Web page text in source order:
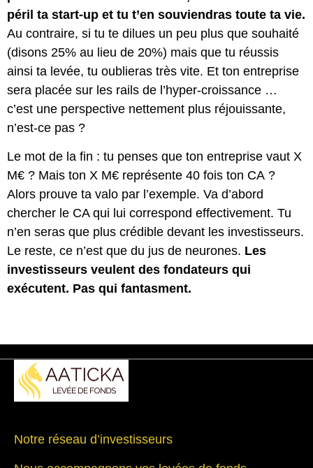
péril ta start-up et tu t’en souviendras toute ta vie.
Au contraire, si tu te dilues un peu plus que souhaité
(disons 25% au lieu de 20%) mais que tu réussis
ainsi ta levée, tu oublieras très vite. Et ton entreprise
sera placée sur les rails de l’hyper-croissance …
c’est une perspective nettement plus réjouissante,
n’est-ce pas ?
Le mot de la fin : tu penses que ton entreprise vaut X
M€ ? Mais ton X M€ représente 40 fois ton CA ?
Alors prouve ta valo par l’exemple. Va d’abord
chercher le CA qui lui correspond effectivement. Tu
n’en seras que plus crédible devant les investisseurs.
Le reste, ce n’est que du jus de neurones. Les
investisseurs veulent des fondateurs qui
exécutent. Pas qui fantasment.
Notre réseau d’investisseurs